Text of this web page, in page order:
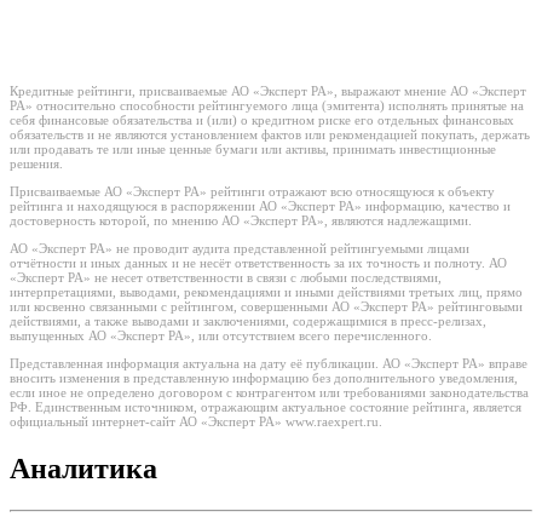
Кредитные рейтинги, присваиваемые АО «Эксперт РА», выражают мнение АО «Эксперт
РА» относительно способности рейтингуемого лица (эмитента) исполнять принятые на
себя финансовые обязательства и (или) о кредитном риске его отдельных финансовых
обязательств и не являются установлением фактов или рекомендацией покупать, держать
или продавать те или иные ценные бумаги или активы, принимать инвестиционные
решения.
Присваиваемые АО «Эксперт РА» рейтинги отражают всю относящуюся к объекту
рейтинга и находящуюся в распоряжении АО «Эксперт РА» информацию, качество и
достоверность которой, по мнению АО «Эксперт РА», являются надлежащими.
АО «Эксперт РА» не проводит аудита представленной рейтингуемыми лицами
отчётности и иных данных и не несёт ответственность за их точность и полноту. АО
«Эксперт РА» не несет ответственности в связи с любыми последствиями,
интерпретациями, выводами, рекомендациями и иными действиями третьих лиц, прямо
или косвенно связанными с рейтингом, совершенными АО «Эксперт РА» рейтинговыми
действиями, а также выводами и заключениями, содержащимися в пресс-релизах,
выпущенных АО «Эксперт РА», или отсутствием всего перечисленного.
Представленная информация актуальна на дату её публикации. АО «Эксперт РА» вправе
вносить изменения в представленную информацию без дополнительного уведомления,
если иное не определено договором с контрагентом или требованиями законодательства
РФ. Единственным источником, отражающим актуальное состояние рейтинга, является
официальный интернет-сайт АО «Эксперт РА» www.raexpert.ru.
Аналитика